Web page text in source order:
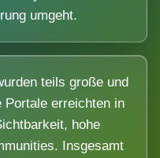
umgeht.
teils große und
Portale erreichten in
hohe
Insgesamt